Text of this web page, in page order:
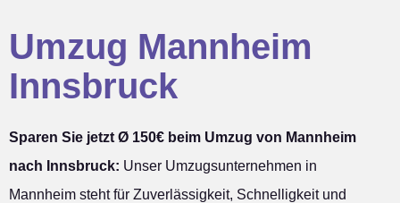
Umzug Mannheim
Innsbruck
Sparen Sie jetzt Ø 150€ beim Umzug von Mannheim
nach Innsbruck: Unser Umzugsunternehmen in
Mannheim steht für Zuverlässigkeit, Schnelligkeit und